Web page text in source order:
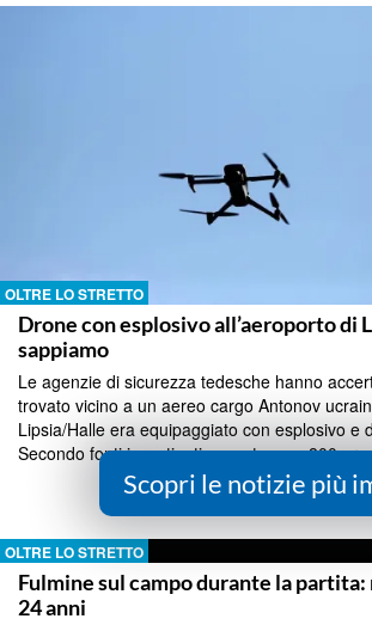
OLTRE LO STRETTO
Drone con esplosivo all’aeroporto di
sappiamo
Le agenzie di sicurezza tedesche hanno
trovato vicino a un aereo cargo Antonov
Lipsia/Halle era equipaggiato con esplosivo e
Secondo fonti investigative conteneva 800
Continua a Leggere
OLTRE LO STRETTO
Fulmine sul campo durante la
24 anni
Scopri le notizie più